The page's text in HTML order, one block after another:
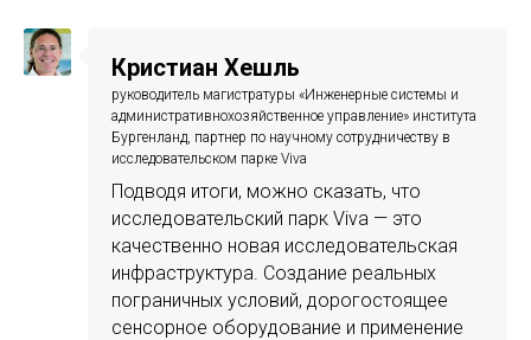
Кристиан Хешль
руководитель магистратуры «Инженерные системы и
административнохозяйственное управление» института
Бургенланд, партнер по научному сотрудничеству в
исследовательском парке Viva
Подводя итоги, можно сказать, что
исследовательский парк Viva — это
качественно новая исследовательская
инфраструктура. Создание реальных
пограничных условий, дорогостоящее
сенсорное оборудование и применение